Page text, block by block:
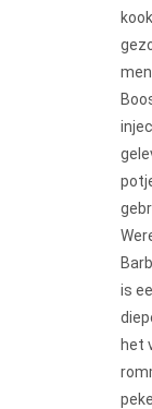
is
het